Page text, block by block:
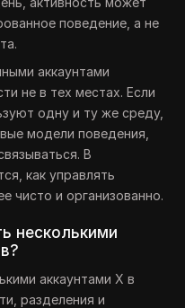
поведение, а не
аккаунтами
не в тех местах. Если
одну и ту же среду,
модели поведения,
В
как управлять
чисто и организованно.
несколькими
аккаунтами X в
разделения и